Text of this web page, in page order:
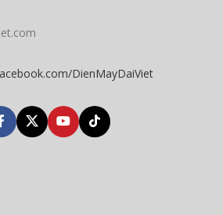
DienMayDaiViet